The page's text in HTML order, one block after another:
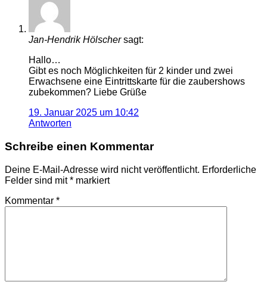
Jan-Hendrik Hölscher sagt:
Hallo…
Gibt es noch Möglichkeiten für 2 kinder und zwei
Erwachsene eine Eintrittskarte für die zaubershows
zubekommen? Liebe Grüße
19. Januar 2025 um 10:42
Antworten
Schreibe einen Kommentar
Deine E-Mail-Adresse wird nicht veröffentlicht. Erforderliche
Felder sind mit* markiert
Kommentar *